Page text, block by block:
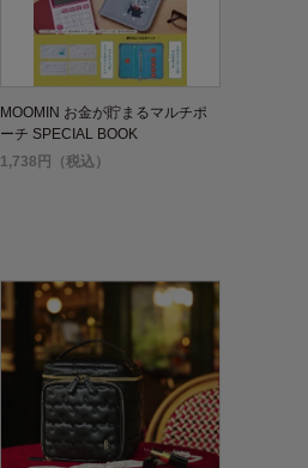
MOOMIN お金が貯まるマルチポ
ーチ SPECIAL BOOK
1,738円（税込）